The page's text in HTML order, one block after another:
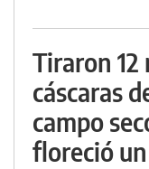
Tiraron
cáscaras
campo
floreció